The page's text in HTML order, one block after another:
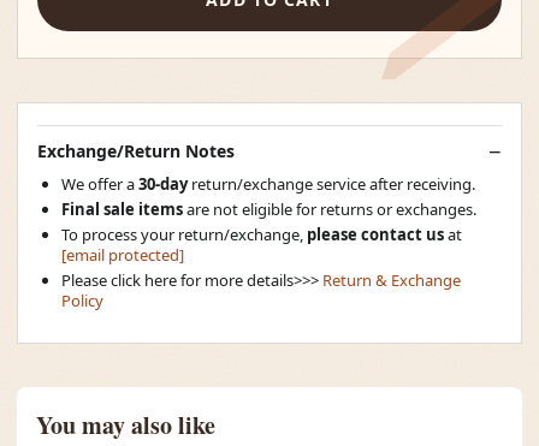
Exchange/Return Notes
We offer a30-dayreturn/exchange service after receiving.
Final sale itemsare not eligible for returns or exchanges.
To process your return/exchange, please contact usat
[email protected]
Please click here for more details>>> Return & Exchange
Policy
You may also like